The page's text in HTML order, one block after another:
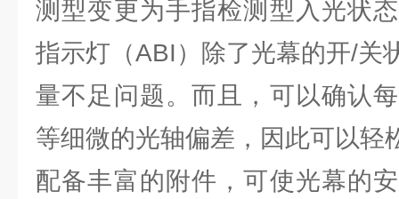
测型变更为手指检测型入光状
指示灯（ABI）除了光幕的开/关
量不足问题。而且，可以确认
等细微的光轴偏差，因此可以轻
配备丰富的附件，可使光幕的